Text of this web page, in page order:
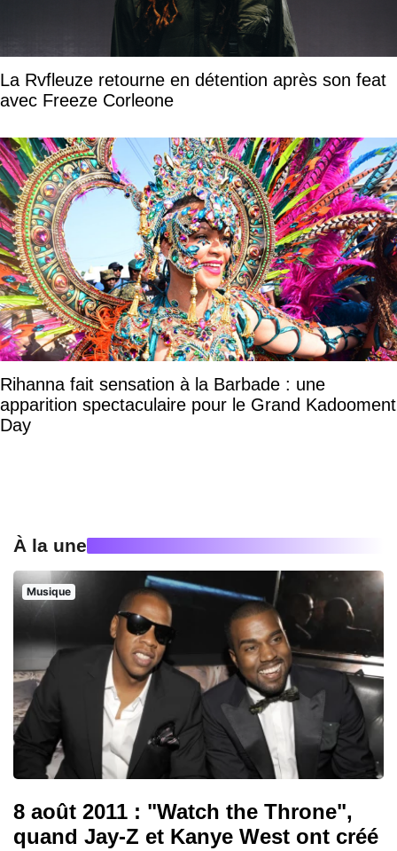
La Rvfleuze retourne en détention après son feat
avec Freeze Corleone
Rihanna fait sensation à la Barbade : une
apparition spectaculaire pour le Grand Kadooment
Day
À la une
Musique
8 août 2011 : "Watch the Throne",
quand Jay-Z et Kanye West ont créé